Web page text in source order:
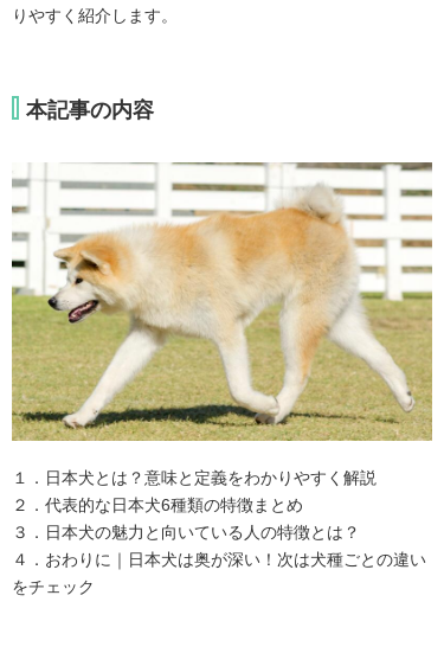
りやすく紹介します。
本記事の内容
１．日本犬とは？意味と定義をわかりやすく解説
２．代表的な日本犬6種類の特徴まとめ
３．日本犬の魅力と向いている人の特徴とは？
４．おわりに｜日本犬は奥が深い！次は犬種ごとの違い
をチェック